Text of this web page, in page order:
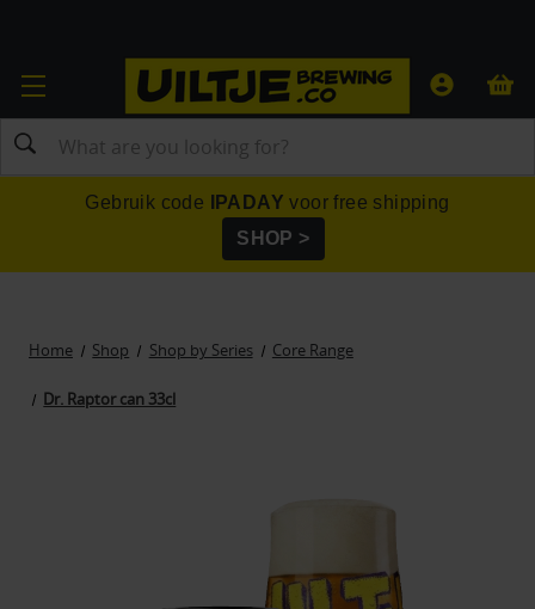
Search
Gebruik code IPADAY voor free shipping
SHOP >
Home Shop Shop by Series Core Range
Dr. Raptor can 33cl